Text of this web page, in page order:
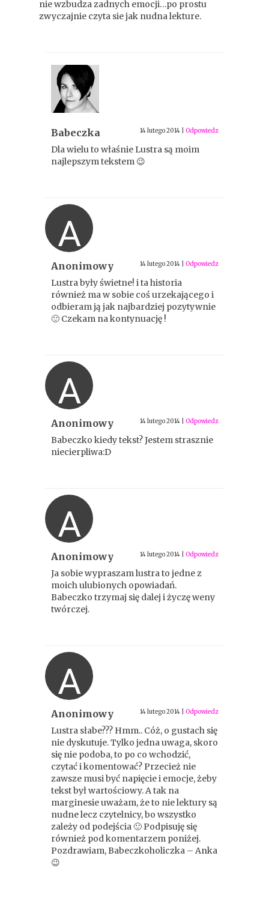
nie wzbudza zadnych emocji…po prostu
zwyczajnie czyta sie jak nudna lekture.
Babeczka 14 lutego 2014 Odpowiedz
Dla wielu to właśnie Lustra są moim
najlepszym tekstem 😉
A
Anonimowy 14 lutego 2014 Odpowiedz
Lustra były świetne! i ta historia
również ma w sobie coś urzekającego i
odbieram ją jak najbardziej pozytywnie
🙂 Czekam na kontynuację !
A
Anonimowy 14 lutego 2014 Odpowiedz
Babeczko kiedy tekst? Jestem strasznie
niecierpliwa:D
A
Anonimowy 14 lutego 2014 Odpowiedz
Ja sobie wypraszam lustra to jedne z
moich ulubionych opowiadań.
Babeczko trzymaj się dalej i życzę weny
twórczej.
A
Anonimowy 14 lutego 2014 Odpowiedz
Lustra słabe??? Hmm.. Cóż, o gustach się
nie dyskutuje. Tylko jedna uwaga, skoro
się nie podoba, to po co wchodzić,
czytać i komentować? Przecież nie
zawsze musi być napięcie i emocje, żeby
tekst był wartościowy. A tak na
marginesie uważam, że to nie lektury są
nudne lecz czytelnicy, bo wszystko
zależy od podejścia 🙂 Podpisuję się
również pod komentarzem poniżej.
Pozdrawiam, Babeczkoholiczka – Anka
😉